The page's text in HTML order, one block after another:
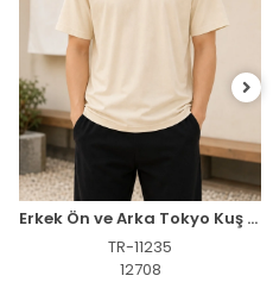
Erkek Ön ve Arka Tokyo Kuş Çiçek Baskılı Oversize T-Shirt - Ekru
TR-11235
12708